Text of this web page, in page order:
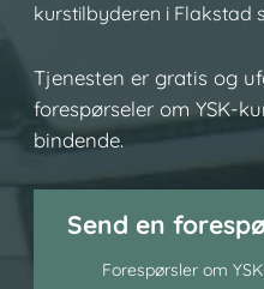
kurstilbyderen i Flakstad
Tjenesten er gratis og
forespørseler om YSK-
bindende.
Send en
Forespørsler om